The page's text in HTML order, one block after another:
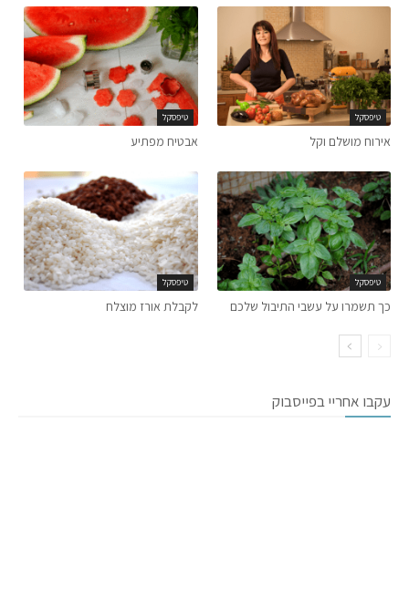
טיפסקל
אירוח מושלם וקל
טיפסקל
אבטיח מפתיע
טיפסקל
כך תשמרו על עשבי התיבול שלכם
טיפסקל
לקבלת אורז מוצלח
עקבו אחריי בפייסבוק